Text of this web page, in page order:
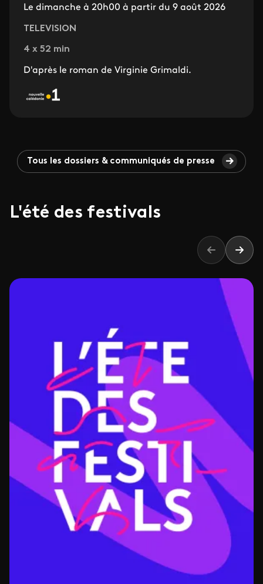
Le dimanche à 20h00 à partir du 9 août 2026
TELEVISION
4 x 52 min
D'après le roman de Virginie Grimaldi.
Tous les dossiers & communiqués de presse
L'été des festivals